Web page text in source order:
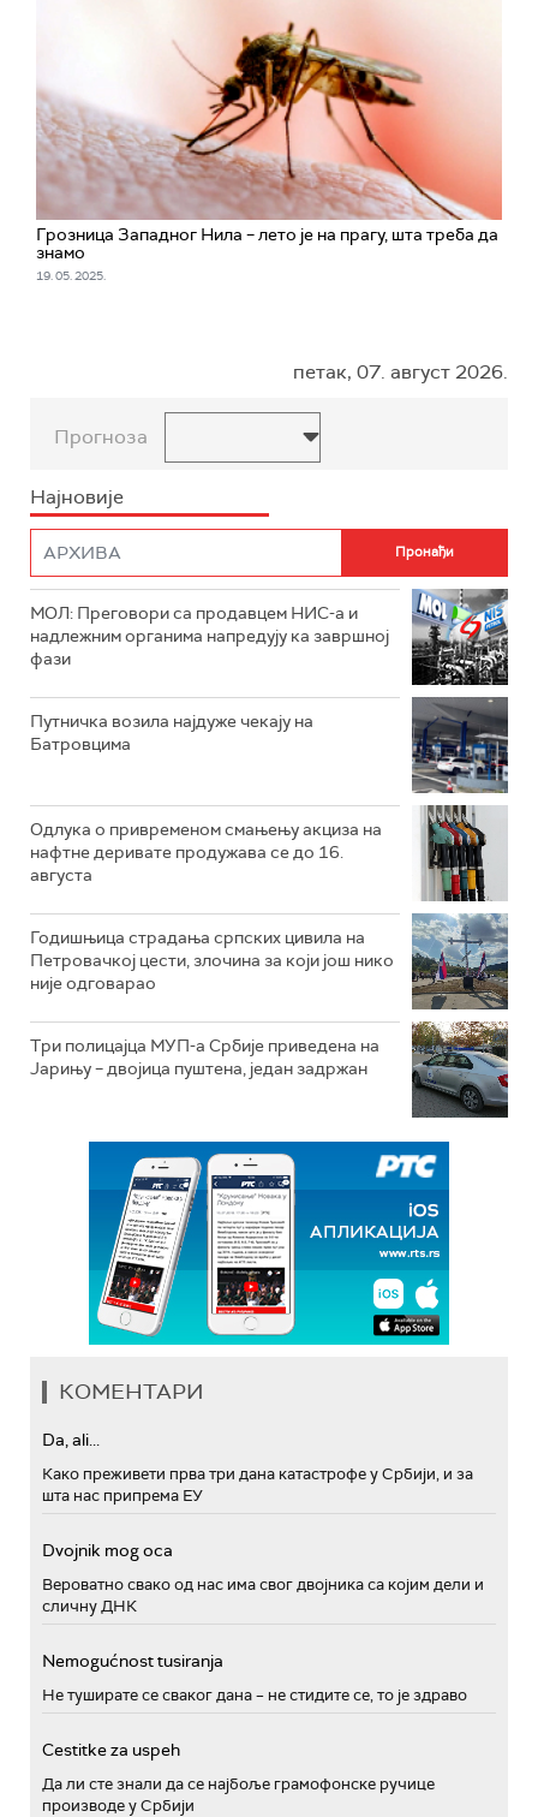
Грозница Западног Нила – лето је на прагу, шта треба да
знамо
19. 05. 2025.
петак, 07. август 2026.
Прогноза
Најновије
МОЛ: Преговори са продавцем НИС-а и
надлежним органима напредују ка завршној
фази
Путничка возила најдуже чекају на
Батровцима
Одлука о привременом смањењу акциза на
нафтне деривате продужава се до 16.
августа
Годишњица страдања српских цивила на
Петровачкој цести, злочина за који још нико
није одговарао
Три полицајца МУП-а Србије приведена на
Јарињу – двојица пуштена, један задржан
КОМЕНТАРИ
Da, ali...
Како преживети прва три дана катастрофе у Србији, и за
шта нас припрема ЕУ
Dvojnik mog oca
Вероватно свако од нас има свог двојника са којим дели и
сличну ДНК
Nemogućnost tusiranja
Не туширате се сваког дана – не стидите се, то је здраво
Cestitke za uspeh
Да ли сте знали да се најбоље грамофонске ручице
производе у Србији